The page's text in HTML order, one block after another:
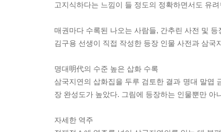
고지식하다는 느낌이 들 정도의 정확하면서도 유
매권마다 수록된 나오는 사람들, 간추린 사전 및
김구용 선생이 직접 작성한 등장 인물 사전과 삼
명대明代의 수준 높은 삽화 수록
삼국지연의 삽화집을 두루 검토한 결과 명대 말엽
장 완성도가 높았다. 그림에 등장하는 인물뿐만
자세한 역주